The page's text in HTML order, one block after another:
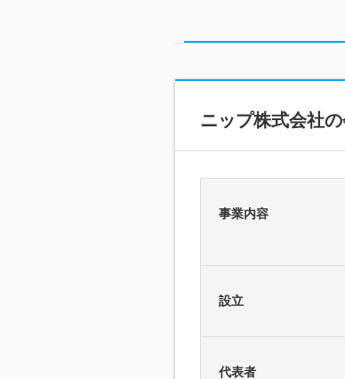
ニップ株式会社
事業内容
設立
代表者